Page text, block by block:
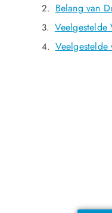
Belang van
Veelgestelde
Veelgestelde